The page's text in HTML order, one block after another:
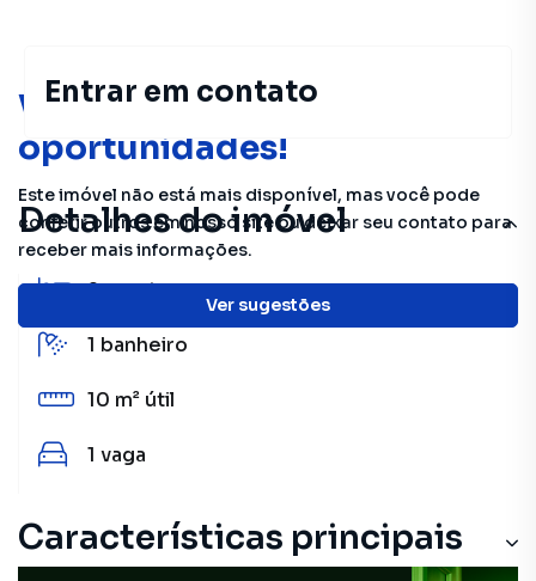
Você pode encontrar novas
oportunidades!
Este imóvel não está mais disponível, mas você pode
conferir outros em nosso site ou deixar seu contato para
receber mais informações.
Ver sugestões
Detalhes do imóvel
2quartos
1 banheiro
10 m² útil
1 vaga
Características principais
Entrar em contato